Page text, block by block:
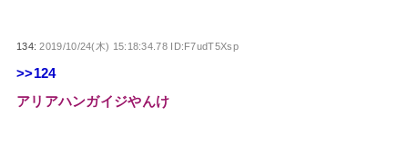
134:2019/10/24(木) 15:18:34.78 ID:F7udT5Xsp
>>124
アリアハンガイジやんけ